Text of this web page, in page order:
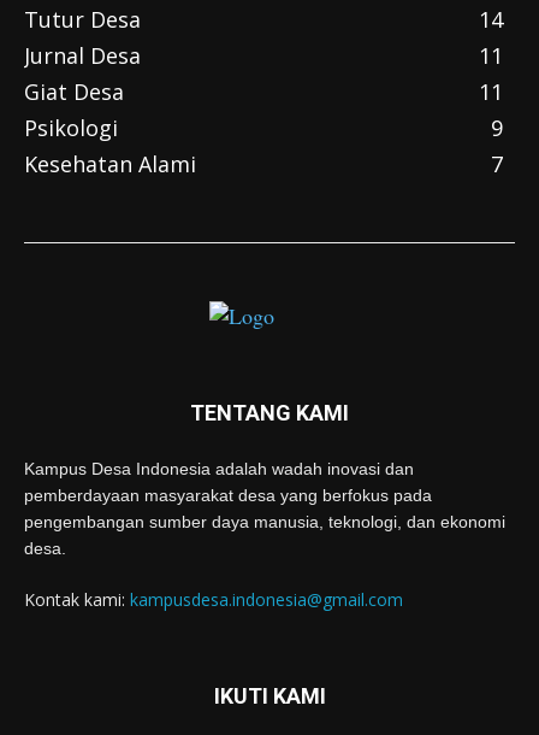
Tutur Desa
14
Jurnal Desa
11
Giat Desa
11
Psikologi
9
Kesehatan Alami
7
TENTANG KAMI
Kampus Desa Indonesia adalah wadah inovasi dan
pemberdayaan masyarakat desa yang berfokus pada
pengembangan sumber daya manusia, teknologi, dan ekonomi
desa.
Kontak kami: kampusdesa.indonesia@gmail.com
IKUTI KAMI